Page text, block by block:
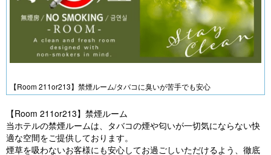
【Room 211or213】禁煙ルーム/タバコに臭いが苦手でも安心
【Room 211or213】禁煙ルーム
当ホテルの禁煙ルームは、タバコの煙や匂いが一切気にならない快
適な空間をご提供しております。
煙草を吸わないお客様にも安心してお過ごしいただけるよう、徹底